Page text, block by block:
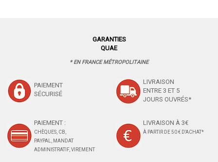
GARANTIES
QUAE
* EN FRANCE MÉTROPOLITAINE
PAIEMENT
SÉCURISÉ
LIVRAISON
ENTRE 3 ET 5
JOURS OUVRÉS*
PAIEMENT :
CHÈQUES, CB,
PAYPAL, MANDAT
ADMINISTRATIF, VIREMENT
LIVRAISON À 3€
À PARTIR DE 50 € D'ACHAT*